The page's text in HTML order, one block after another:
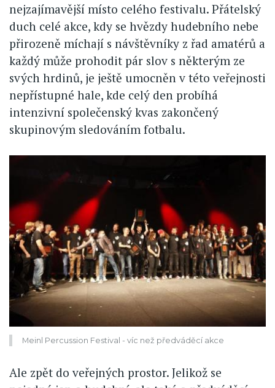
nejzajímavější místo celého festivalu. Přátelský
duch celé akce, kdy se hvězdy hudebního nebe
přirozeně míchají s návštěvníky z řad amatérů a
každý může prohodit pár slov s některým ze
svých hrdinů, je ještě umocněn v této veřejnosti
nepřístupné hale, kde celý den probíhá
intenzivní společenský kvas zakončený
skupinovým sledováním fotbalu.
Meinl Percussion Festival - víc než předváděcí akce
Ale zpět do veřejných prostor. Jelikož se